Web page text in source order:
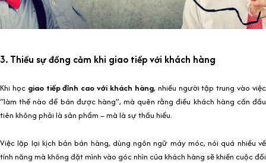
3. Thiếu sự đồng cảm khi giao tiếp với khách hàng
Khi học giao tiếp đỉnh cao với khách hàng, nhiều người tập trung vào việc
“làm thế nào để bán được hàng”, mà quên rằng điều khách hàng cần đầu
tiên không phải là sản phẩm – mà là sự thấu hiểu.
Việc lặp lại kịch bản bán hàng, dùng ngôn ngữ máy móc, nói quá nhiều về
tính năng mà không đặt mình vào góc nhìn của khách hàng sẽ khiến cuộc đối